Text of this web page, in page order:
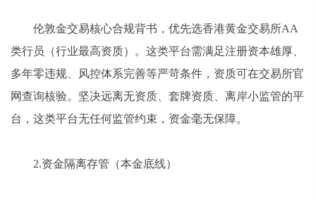
伦敦金交易核心合规背书，优先选香港黄金交易所AA
类行员（行业最高资质）。这类平台需满足注册资本雄厚、
多年零违规、风控体系完善等严苛条件，资质可在交易所官
网查询核验。坚决远离无资质、套牌资质、离岸小监管的平
台，这类平台无任何监管约束，资金毫无保障。
2.资金隔离存管（本金底线）